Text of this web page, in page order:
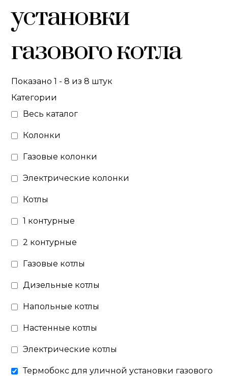
установки
газового котла
Показано 1 - 8 из 8 штук
Категории
Весь каталог
Колонки
Газовые колонки
Электрические колонки
Котлы
1 контурные
2 контурные
Газовые котлы
Дизельные котлы
Напольные котлы
Настенные котлы
Электрические котлы
Термобокс для уличной установки газового